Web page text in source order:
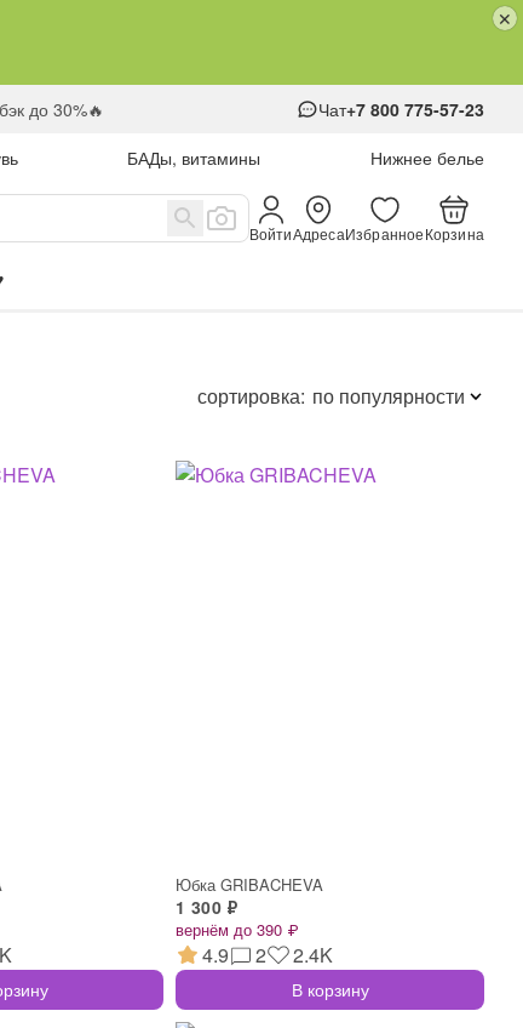
до 30%🔥 Чат+7 800 775-57-23
БАДы, витамины Нижнее белье
ВойтиАдресаИзбранноеКорзина
сортировка: по популярности
Юбка GRIBACHEVA
1 300 ₽
вернём до 390 ₽
4.9 2 2.4K
В корзину